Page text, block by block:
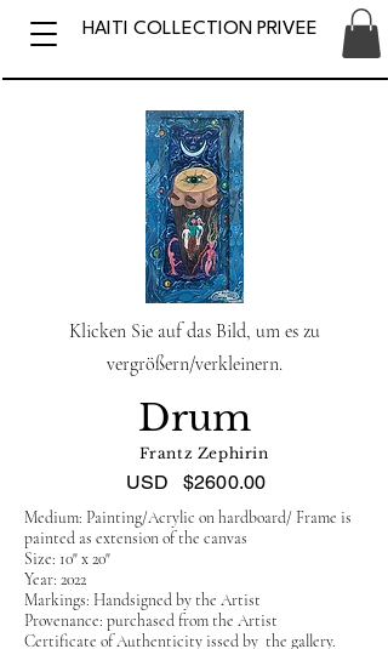
HAITI COLLECTION PRIVEE
Klicken Sie auf das Bild, um es zu
vergrößern/verkleinern.
Drum
Frantz Zephirin
USD $2600.00
Medium: Painting/Acrylic on hardboard/ Frame is
painted as extension of the canvas
Size: 10" x 20"
Year: 2022
Markings: Handsigned by the Artist
Provenance: purchased from the Artist
Certificate of Authenticity issed by the gallery.